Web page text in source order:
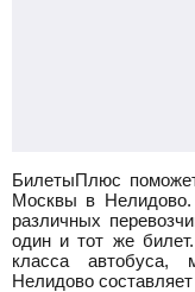
БилетыПлюс
Москвы в Нелидово.
различных
один и тот же
класса автобуса,
Нелидово составляет